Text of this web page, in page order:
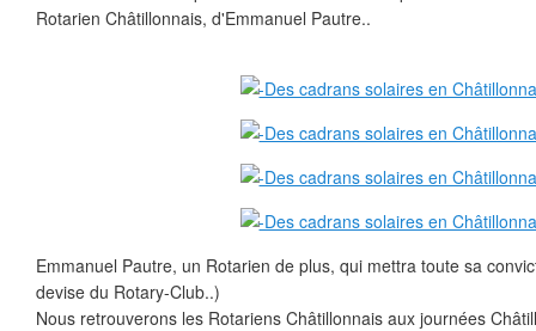
Rotarien Châtillonnais, d'Emmanuel Pautre..
Emmanuel Pautre, un Rotarien de plus, qui mettra toute sa
devise du Rotary-Club..)
Nous retrouverons les Rotariens Châtillonnais aux journées